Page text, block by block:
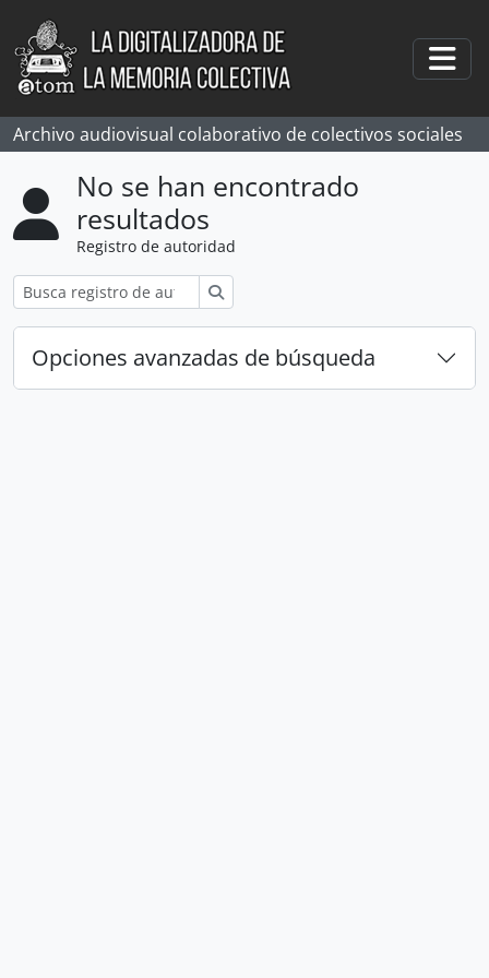
Skip to main content
Archivo audiovisual colaborativo de colectivos sociales
No se han encontrado
resultados
Registro de autoridad
Opciones avanzadas de búsqueda